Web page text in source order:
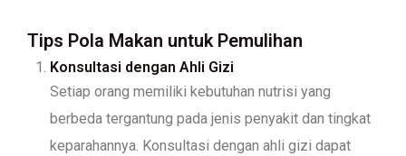
Tips Pola Makan untuk Pemulihan
Konsultasi dengan Ahli Gizi
Setiap orang memiliki kebutuhan nutrisi yang
berbeda tergantung pada jenis penyakit dan tingkat
keparahannya. Konsultasi dengan ahli gizi dapat